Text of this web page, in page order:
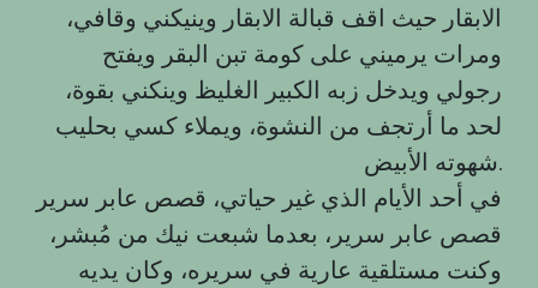
الابقار حيث اقف قبالة الابقار وينيكني وقافي،
ومرات يرميني على كومة تبن البقر ويفتح
رجولي ويدخل زبه الكبير الغليظ وينكني بقوة،
لحد ما أرتجف من النشوة، ويملاء كسي بحليب
شهوته الأبيض.
في أحد الأيام الذي غير حياتي، قصص عابر سرير
قصص عابر سرير، بعدما شبعت نيك من مُبشر،
وكنت مستلقية عارية في سريره، وكان يديه